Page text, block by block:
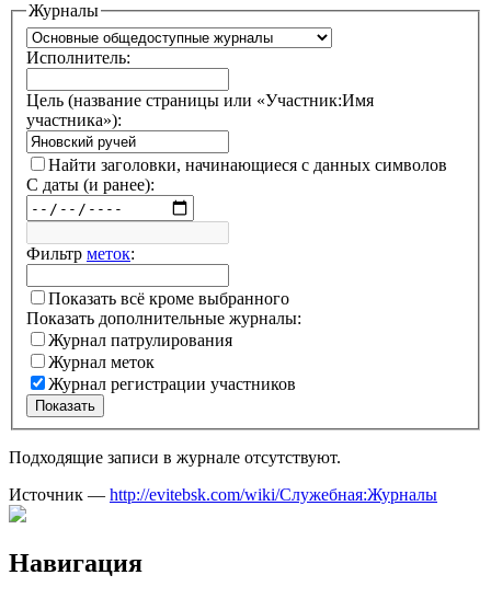
Журналы
Исполнитель:
Цель (название страницы или «Участник:Имя
участника»):
Найти заголовки, начинающиеся с данных символов
С даты (и ранее):
Фильтр меток:
Показать всё кроме выбранного
Показать дополнительные журналы:
Журнал патрулирования
Журнал меток
Журнал регистрации участников
Показать
Подходящие записи в журнале отсутствуют.
Источник — http://evitebsk.com/wiki/Служебная:Журналы
Навигация